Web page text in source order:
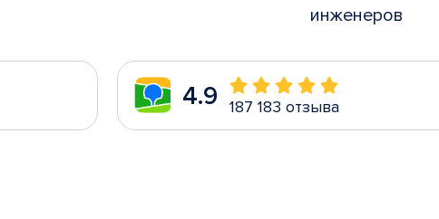
инженеров
4.9 187 183 отзыва